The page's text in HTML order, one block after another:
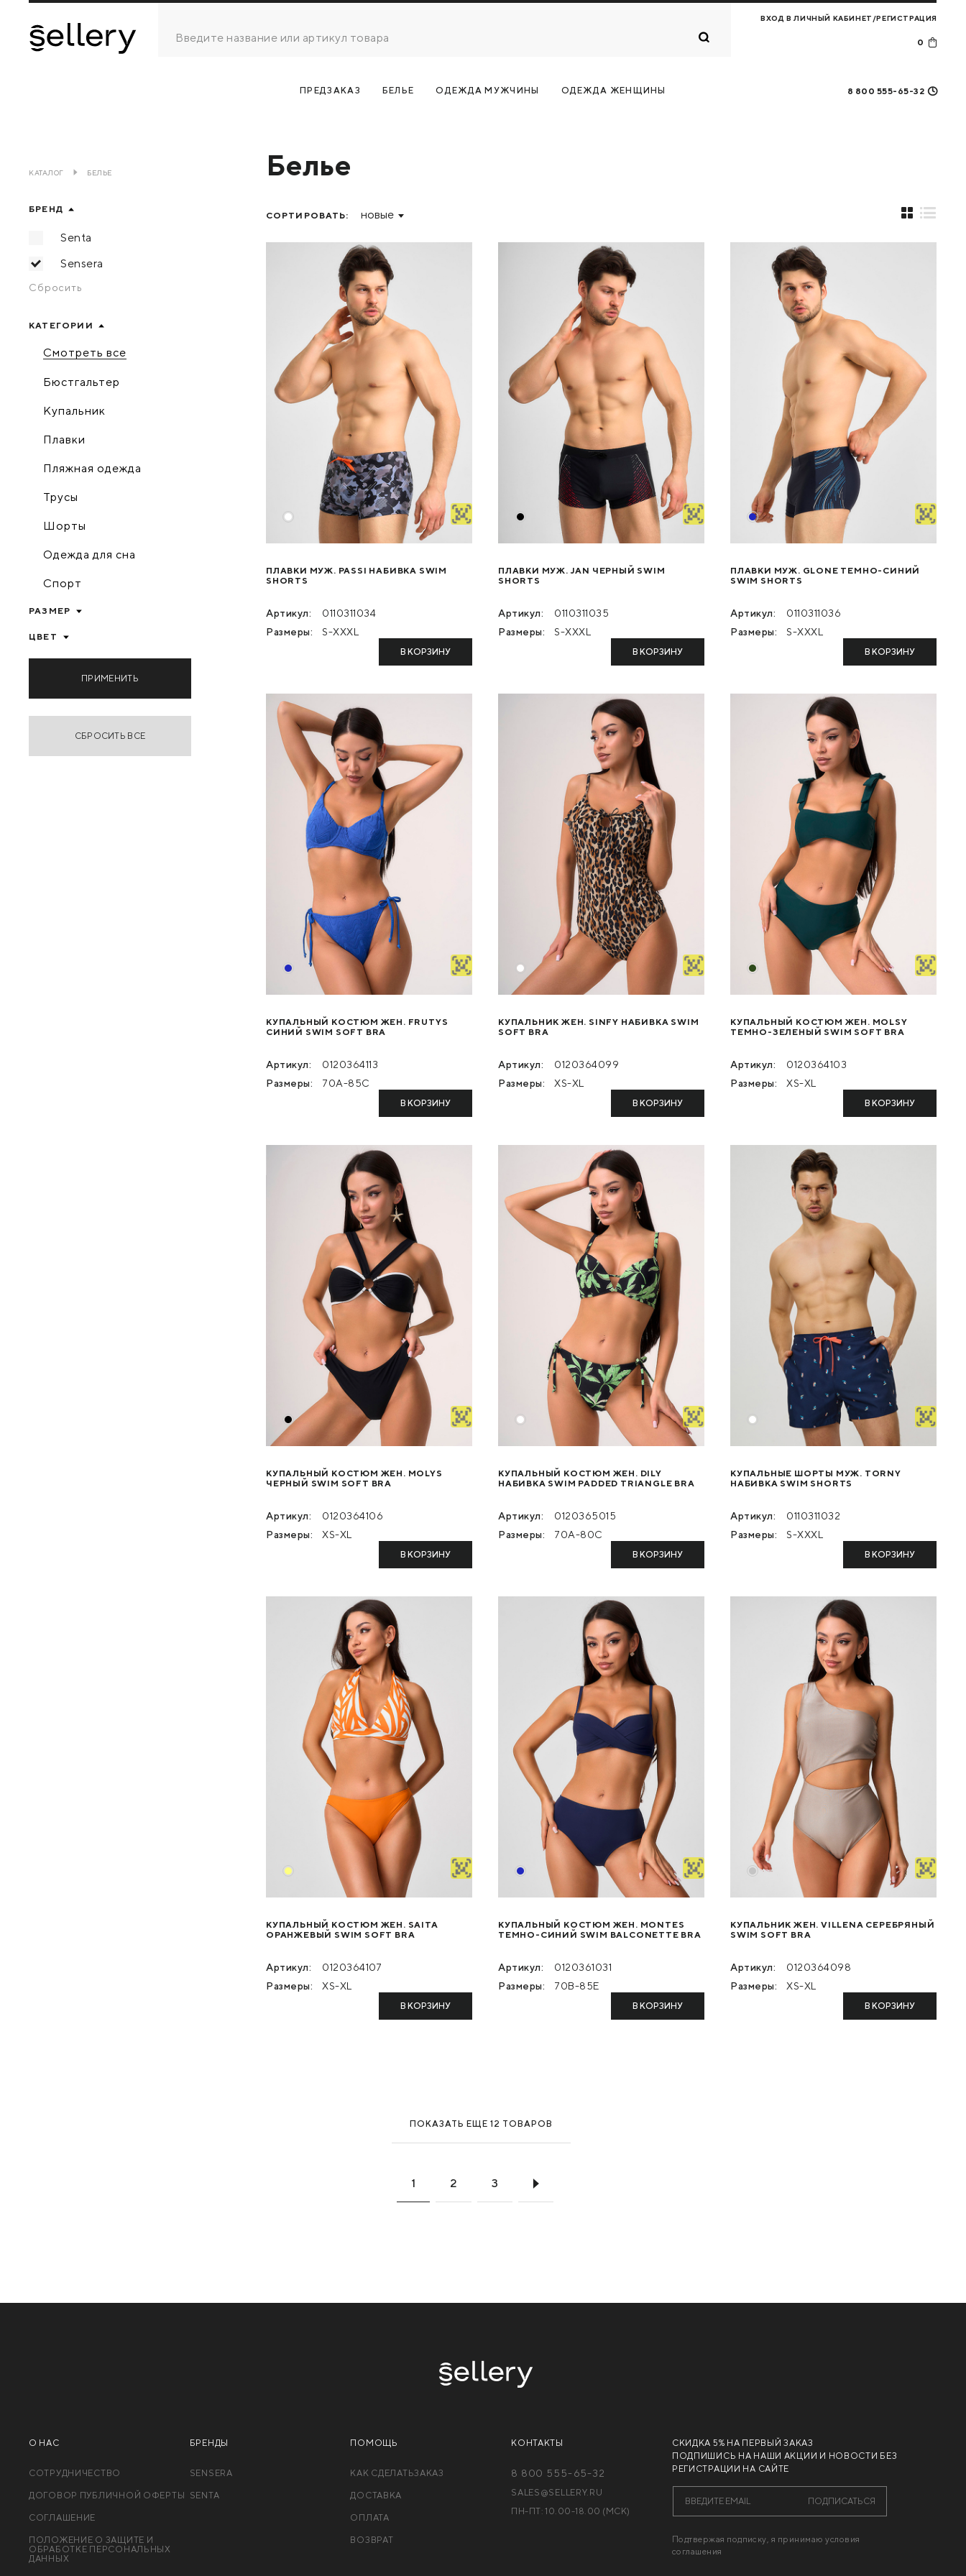
КАТАЛОГ БЕЛЬЕ
БРЕНД
Senta
Sensera
Сбросить
КАТЕГОРИИ
Смотреть все
Бюстгальтер
Купальник
Плавки
Пляжная одежда
Трусы
Шорты
Одежда для сна
Спорт
РАЗМЕР
ЦВЕТ
ПРИМЕНИТЬ
СБРОСИТЬ ВСЕ
Белье
СОРТИРОВАТЬ: новые
ПЛАВКИ МУЖ. PASSI НАБИВКА SWIM
SHORTS
Артикул:
0110311034
Размеры:
S-XXXL
В КОРЗИНУ
ПЛАВКИ МУЖ. JAN ЧЕРНЫЙ SWIM
SHORTS
Артикул:
0110311035
Размеры:
S-XXXL
В КОРЗИНУ
ПЛАВКИ МУЖ. GLONE ТЕМНО-СИНИЙ
SWIM SHORTS
Артикул:
0110311036
Размеры:
S-XXXL
В КОРЗИНУ
КУПАЛЬНЫЙ КОСТЮМ ЖЕН. FRUTYS
СИНИЙ SWIM SOFT BRA
Артикул:
0120364113
Размеры:
70A-85C
В КОРЗИНУ
КУПАЛЬНИК ЖЕН. SINFY НАБИВКА SWIM
SOFT BRA
Артикул:
0120364099
Размеры:
XS-XL
В КОРЗИНУ
КУПАЛЬНЫЙ КОСТЮМ ЖЕН. MOLSY
ТЕМНО-ЗЕЛЕНЫЙ SWIM SOFT BRA
Артикул:
0120364103
Размеры:
XS-XL
В КОРЗИНУ
КУПАЛЬНЫЙ КОСТЮМ ЖЕН. MOLYS
ЧЕРНЫЙ SWIM SOFT BRA
Артикул:
0120364106
Размеры:
XS-XL
В КОРЗИНУ
КУПАЛЬНЫЙ КОСТЮМ ЖЕН. DILY
НАБИВКА SWIM PADDED TRIANGLE BRA
Артикул:
0120365015
Размеры:
70A-80C
В КОРЗИНУ
КУПАЛЬНЫЕ ШОРТЫ МУЖ. TORNY
НАБИВКА SWIM SHORTS
Артикул:
0110311032
Размеры:
S-XXXL
В КОРЗИНУ
КУПАЛЬНЫЙ КОСТЮМ ЖЕН. SAITA
ОРАНЖЕВЫЙ SWIM SOFT BRA
Артикул:
0120364107
Размеры:
XS-XL
В КОРЗИНУ
КУПАЛЬНЫЙ КОСТЮМ ЖЕН. MONTES
ТЕМНО-СИНИЙ SWIM BALCONETTE BRA
Артикул:
0120361031
Размеры:
70B-85E
В КОРЗИНУ
КУПАЛЬНИК ЖЕН. VILLENA СЕРЕБРЯНЫЙ
SWIM SOFT BRA
Артикул:
0120364098
Размеры:
XS-XL
В КОРЗИНУ
ПОКАЗАТЬ ЕЩЕ 12 ТОВАРОВ
1 2 3
ВХОД В ЛИЧНЫЙ КАБИНЕТ/РЕГИСТРАЦИЯ
0
ПРЕДЗАКАЗ БЕЛЬЕ ОДЕЖДА МУЖЧИНЫ ОДЕЖДА ЖЕНЩИНЫ 8 800 555-65-32
О НАС
СОТРУДНИЧЕСТВО
ДОГОВОР ПУБЛИЧНОЙ ОФЕРТЫ
СОГЛАШЕНИЕ
ПОЛОЖЕНИЕ О ЗАЩИТЕ И
ОБРАБОТКЕ ПЕРСОНАЛЬНЫХ
ДАННЫХ
БРЕНДЫ
SENSERA
SENTA
ПОМОЩЬ
КАК СДЕЛАТЬЗАКАЗ
ДОСТАВКА
ОПЛАТА
ВОЗВРАТ
КОНТАКТЫ
8 800 555-65-32
SALES@SELLERY.RU
ПН-ПТ: 10.00-18.00 (МCК)
СКИДКА 5% НА ПЕРВЫЙ ЗАКАЗ
ПОДПИШИСЬ НА НАШИ АКЦИИ И НОВОСТИ БЕЗ
РЕГИСТРАЦИИ НА САЙТЕ
ПОДПИСАТЬСЯ
Подтвержая подписку, я принимаю условия
соглашения